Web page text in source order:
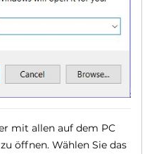
mit allen auf dem PC
öffnen. Wählen Sie das